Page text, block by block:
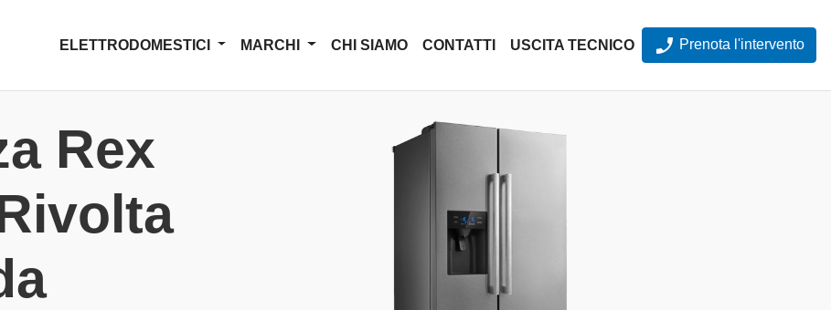
ELETTRODOMESTICI MARCHI CHI SIAMO CONTATTI USCITA TECNICO Prenota l'intervento
Rex